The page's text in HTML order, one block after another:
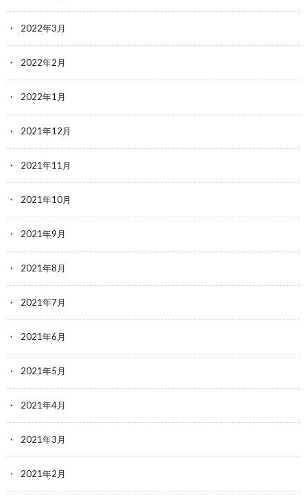
2022年3月
2022年2月
2022年1月
2021年12月
2021年11月
2021年10月
2021年9月
2021年8月
2021年7月
2021年6月
2021年5月
2021年4月
2021年3月
2021年2月